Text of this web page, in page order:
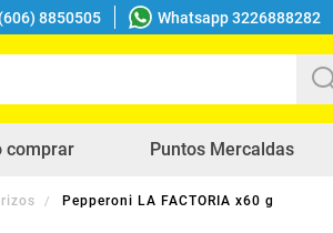
8850505 Whatsapp 3226888282
comprar Puntos Mercaldas
Pepperoni LA FACTORIA x60 g